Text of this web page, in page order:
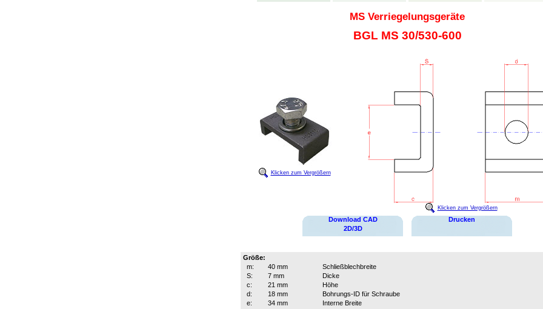
MS Verriegelungsgeräte
BGL MS 30/530-600
Klicken zum Vergrößern
Klicken zum Vergrößern
Download CAD
2D/3D
Drucken
Größe:
m:
40 mm
Schließblechbreite
S:
7 mm
Dicke
c:
21 mm
Höhe
d:
18 mm
Bohrungs-ID für Schraube
e:
34 mm
Interne Breite